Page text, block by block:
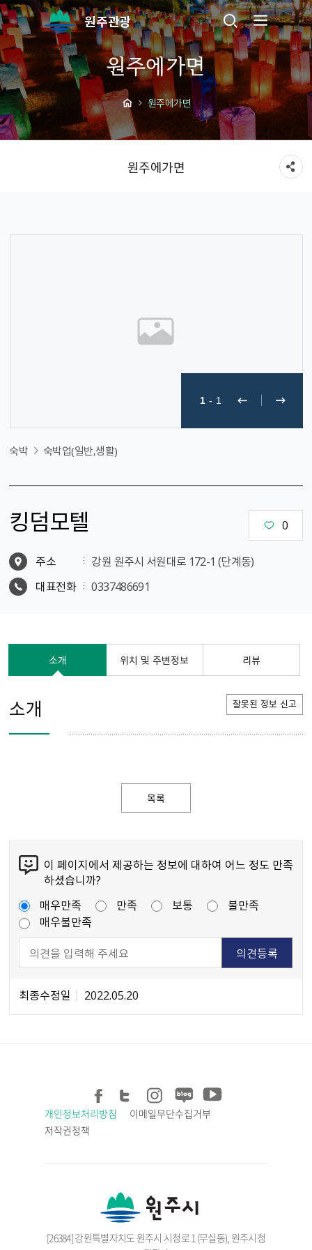
원주관광
원주에가면
원주에가면
원주에가면
1 - 1
숙박 숙박업(일반,생활)
킹덤모텔 0
주소
강원 원주시 서원대로 172-1 (단계동)
대표전화
0337486691
소개 위치 및 주변정보 리뷰
소개 잘못된 정보 신고
목록
이 페이지에서 제공하는 정보에 대하여 어느 정도 만족
하셨습니까?
매우만족
만족 보통
불만족
매우불만족
최종수정일 2022.05.20
개인정보처리방침
이메일무단수집거부
저작권정책
[26384] 강원특별자치도 원주시 시청로 1 (무실동), 원주시청